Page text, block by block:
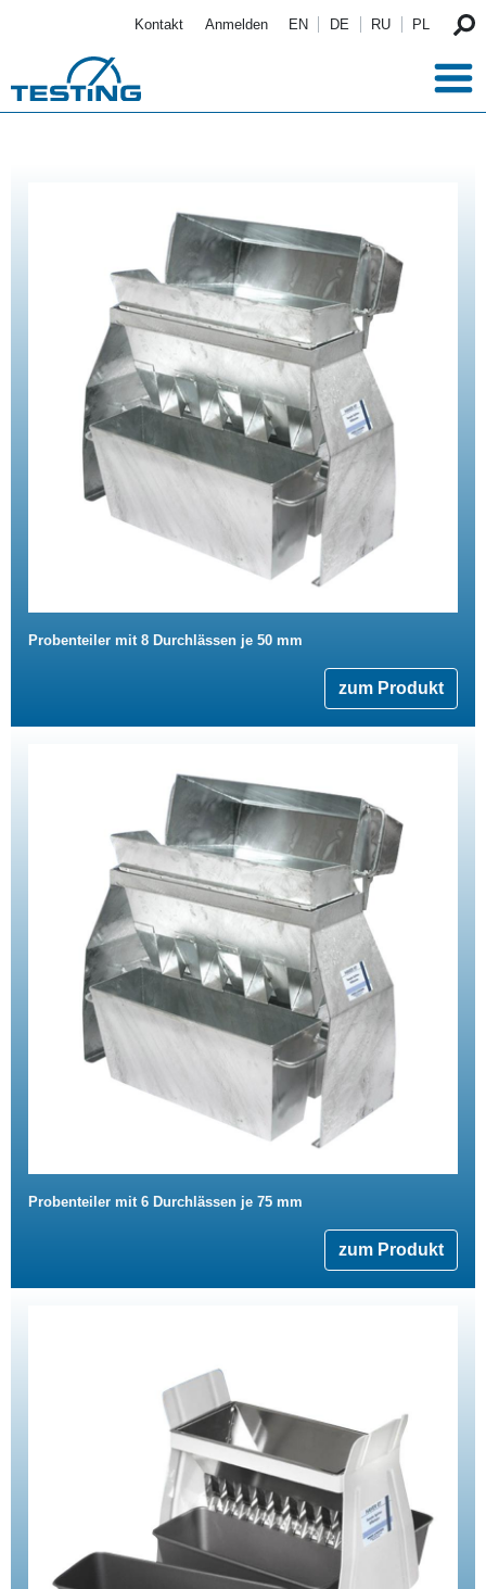
Kontakt Anmelden EN DE RU PL
Probenteiler mit 8 Durchlässen je 50 mm
zum Produkt
Probenteiler mit 6 Durchlässen je 75 mm
zum Produkt